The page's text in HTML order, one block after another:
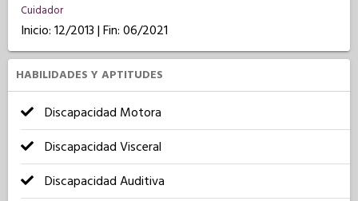
Cuidador
Inicio: 12/2013 | Fin: 06/2021
HABILIDADES Y APTITUDES
Discapacidad Motora
Discapacidad Visceral
Discapacidad Auditiva